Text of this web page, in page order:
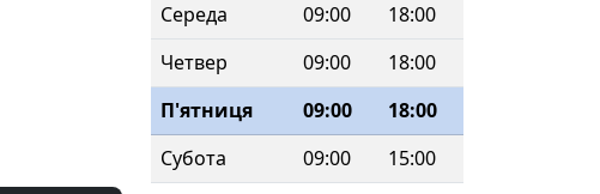
Середа
09:00
18:00
Четвер
09:00
18:00
П'ятниця
09:00
18:00
Субота
09:00 15:00